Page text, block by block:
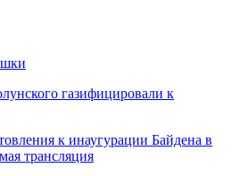
газифицировали к
к инаугурации Байдена в
трансляция